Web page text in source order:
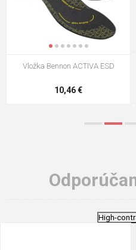
VM Footwear 3009 Vkladacia
5,21 €
High-